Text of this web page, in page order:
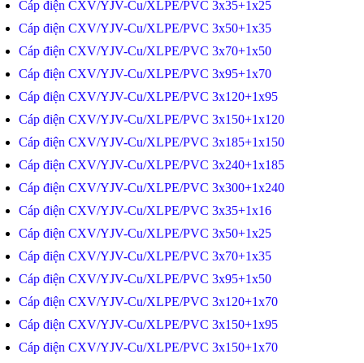
Cáp điện CXV/YJV-Cu/XLPE/PVC 3x35+1x25
Cáp điện CXV/YJV-Cu/XLPE/PVC 3x50+1x35
Cáp điện CXV/YJV-Cu/XLPE/PVC 3x70+1x50
Cáp điện CXV/YJV-Cu/XLPE/PVC 3x95+1x70
Cáp điện CXV/YJV-Cu/XLPE/PVC 3x120+1x95
Cáp điện CXV/YJV-Cu/XLPE/PVC 3x150+1x120
Cáp điện CXV/YJV-Cu/XLPE/PVC 3x185+1x150
Cáp điện CXV/YJV-Cu/XLPE/PVC 3x240+1x185
Cáp điện CXV/YJV-Cu/XLPE/PVC 3x300+1x240
Cáp điện CXV/YJV-Cu/XLPE/PVC 3x35+1x16
Cáp điện CXV/YJV-Cu/XLPE/PVC 3x50+1x25
Cáp điện CXV/YJV-Cu/XLPE/PVC 3x70+1x35
Cáp điện CXV/YJV-Cu/XLPE/PVC 3x95+1x50
Cáp điện CXV/YJV-Cu/XLPE/PVC 3x120+1x70
Cáp điện CXV/YJV-Cu/XLPE/PVC 3x150+1x95
Cáp điện CXV/YJV-Cu/XLPE/PVC 3x150+1x70